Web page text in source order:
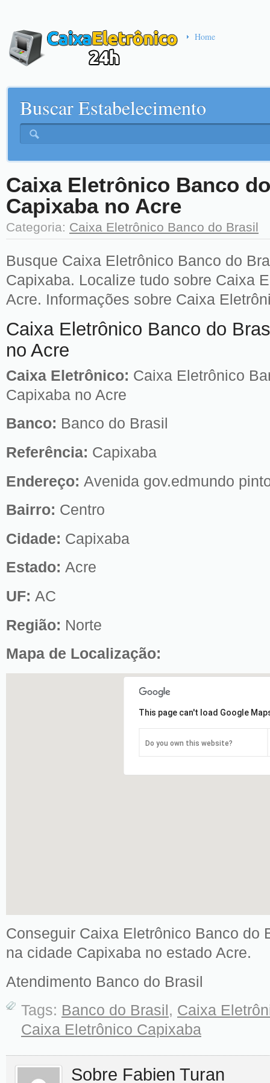
Home
Buscar Estabelecimento
Caixa Eletrônico Banco
Capixaba no Acre
Categoria: Caixa Eletrônico Banco do Brasil
Busque Caixa Eletrônico Banco do
Capixaba. Localize tudo sobre Caixa
Acre. Informações sobre Caixa
Caixa Eletrônico Banco do
no Acre
Caixa Eletrônico: Caixa Eletrônico
Capixaba no Acre
Banco: Banco do Brasil
Referência: Capixaba
Endereço: Avenida gov.edmundo
Bairro: Centro
Cidade: Capixaba
Estado: Acre
UF: AC
Região: Norte
Mapa de Localização:
This page can't load Google
Do you own this website?
Conseguir Caixa Eletrônico Banco do
na cidade Capixaba no estado Acre.
Atendimento Banco do Brasil
Tags: Banco do Brasil , Caixa
Caixa Eletrônico Capixaba
Sobre Fabien Turan